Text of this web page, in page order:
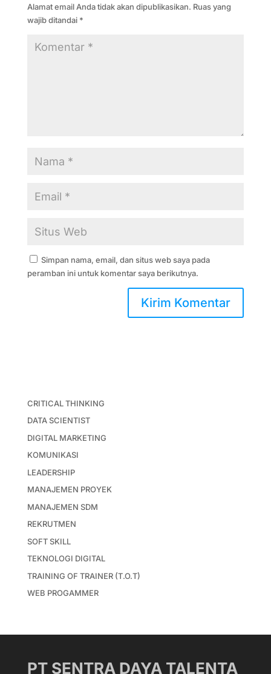
Alamat email Anda tidak akan dipublikasikan. Ruas yang
wajib ditandai *
Simpan nama, email, dan situs web saya pada
peramban ini untuk komentar saya berikutnya.
CRITICAL THINKING
DATA SCIENTIST
DIGITAL MARKETING
KOMUNIKASI
LEADERSHIP
MANAJEMEN PROYEK
MANAJEMEN SDM
REKRUTMEN
SOFT SKILL
TEKNOLOGI DIGITAL
TRAINING OF TRAINER (T.O.T)
WEB PROGAMMER
PT SENTRA DAYA TALENTA